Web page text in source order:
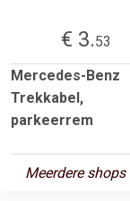
€ 3.53
Mercedes-Benz
Trekkabel,
parkeerrem
Meerdere shops